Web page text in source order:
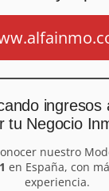
ingresos
tu Negocio
nuestro
en España, con
experiencia.